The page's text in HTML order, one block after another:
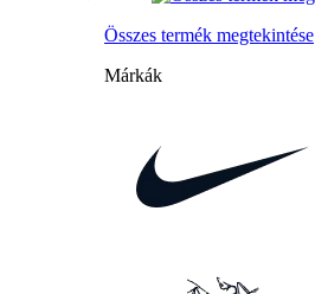
Összes termék megtekintése
Márkák